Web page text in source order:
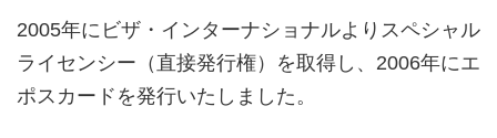
2005年にビザ・インターナショナルよりスペシャル
ライセンシー（直接発行権）を取得し、2006年にエ
ポスカードを発行いたしました。